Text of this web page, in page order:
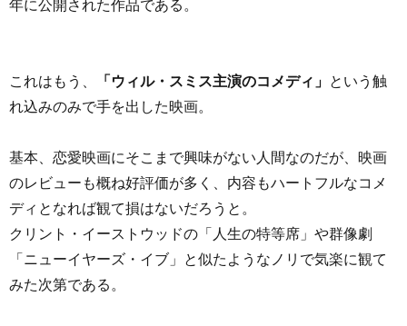
年に公開された作品である。
これはもう、 「ウィル・スミス主演のコメディ」 という触
れ込みのみで手を出した映画。
基本、恋愛映画にそこまで興味がない人間なのだが、映画
のレビューも概ね好評価が多く、内容もハートフルなコメ
ディとなれば観て損はないだろうと。
クリント・イーストウッドの「人生の特等席」や群像劇
「ニューイヤーズ・イブ」と似たようなノリで気楽に観て
みた次第である。